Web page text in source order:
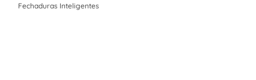
Fechaduras Inteligentes